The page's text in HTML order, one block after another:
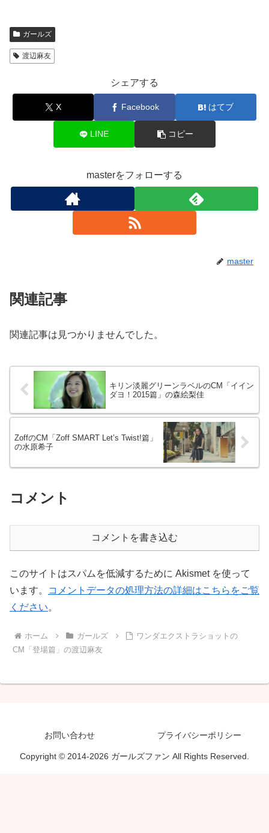
ガールズ
渡辺麻友
シェアする
X Facebook はてブ
LINE コピー
masterをフォローする
master
関連記事
関連記事は見つかりませんでした。
キリン淡麗グリーンラベルのCM「イイン
ダヨ！2015篇」の森絵梨佳
ZoffのCM「Zoff SMART Let’s Twist!篇」
の水原希子
コメント
コメントを書き込む
このサイトはスパムを低減するために Akismet を使って
います。
コメントデータの処理方法の詳細はこちらをご覧
ください。
ホーム ガールズ
ワンダエクストラショットの
CM「登場篇」の渡辺麻友
お問い合わせ プライバシーポリシー
Copyright © 2014-2026 ガールズファン All Rights Reserved.